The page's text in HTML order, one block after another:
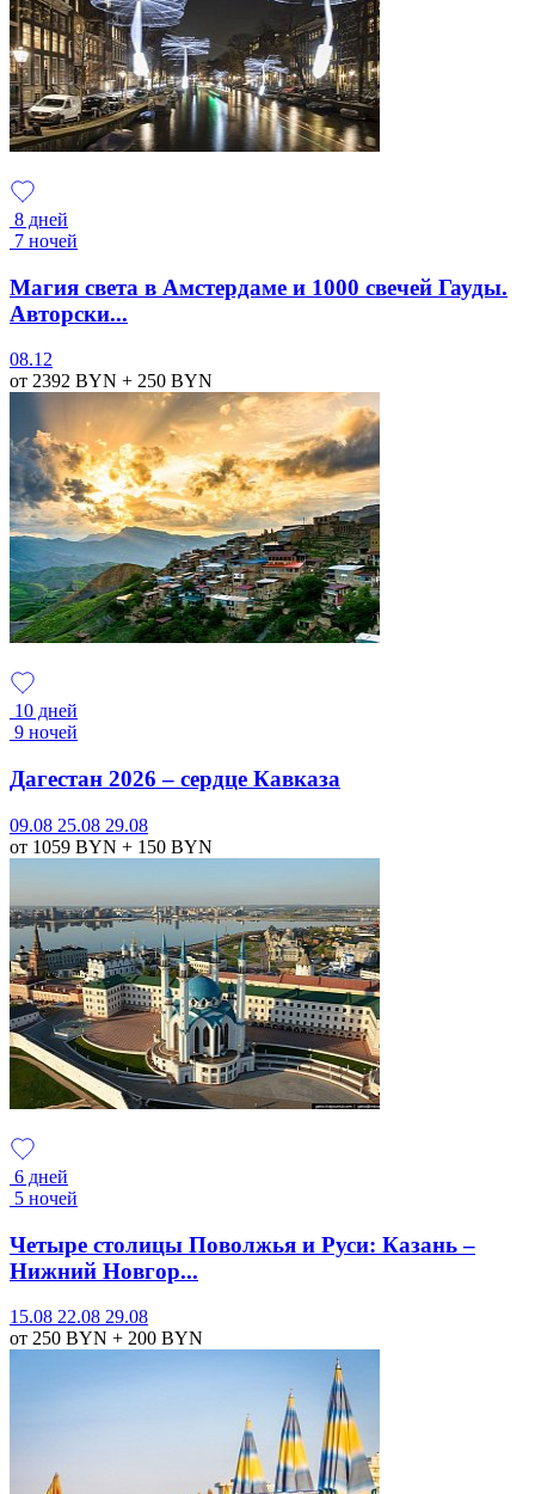
8 дней
7 ночей
Магия света в Амстердаме и 1000 свечей Гауды.
Авторски...
08.12
от 2392 BYN + 250 BYN
10 дней
9 ночей
Дагестан 2026 – сердце Кавказа
09.08 25.08 29.08
от 1059 BYN + 150 BYN
6 дней
5 ночей
Четыре столицы Поволжья и Руси: Казань –
Нижний Новгор...
15.08 22.08 29.08
от 250 BYN + 200 BYN